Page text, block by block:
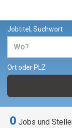
Jobtitel, Suchwort
Ort oder PLZ
0 Jobs und